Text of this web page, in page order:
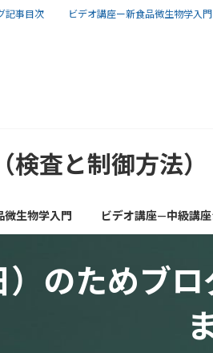
記事目次 ビデオ講座ー新食品微生物学入門
検査と制御方法
微生物学入門 ビデオ講座—中級講
のためブ